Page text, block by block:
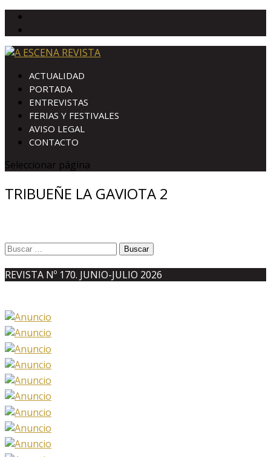
ACTUALIDAD
PORTADA
ENTREVISTAS
FERIAS Y FESTIVALES
AVISO LEGAL
CONTACTO
Seleccionar página
TRIBUEÑE LA GAVIOTA 2
Buscar:
REVISTA Nº 170. JUNIO-JULIO 2026